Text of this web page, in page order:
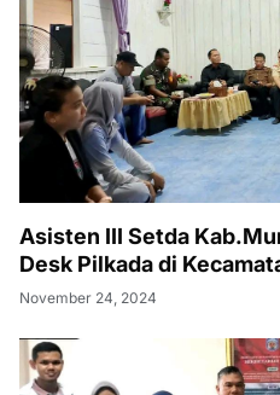
Asisten III Setda
Desk Pilkada di
November 24, 2024